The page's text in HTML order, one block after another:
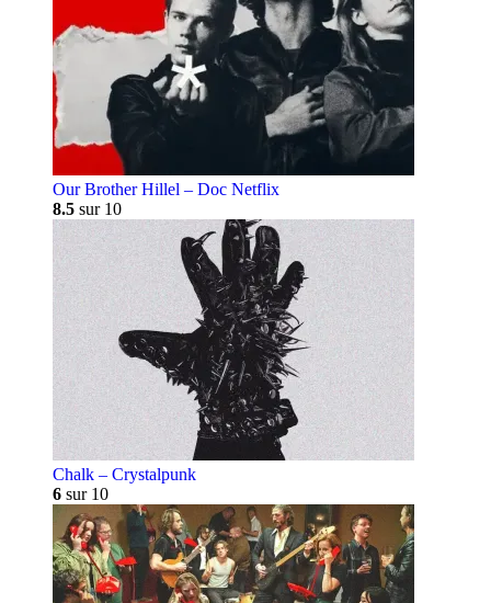
Our Brother Hillel – Doc Netflix
8.5 sur 10
Chalk – Crystalpunk
6 sur 10